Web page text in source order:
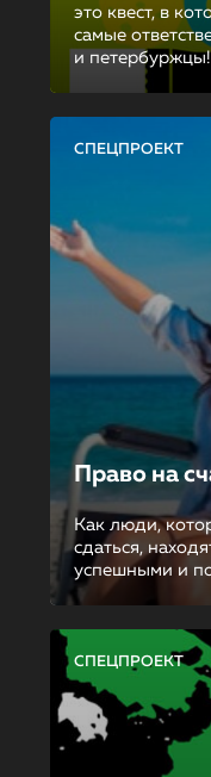
это квест, в
самые
и петербуржцы!
СПЕЦПРОЕКТ
Право на
Как люди,
сдаться,
успешными и
СПЕЦПРОЕКТ